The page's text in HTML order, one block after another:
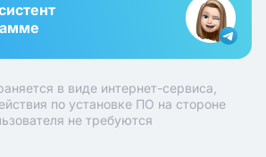
в виде интернет-сервиса,
по установке ПО на стороне
не требуются